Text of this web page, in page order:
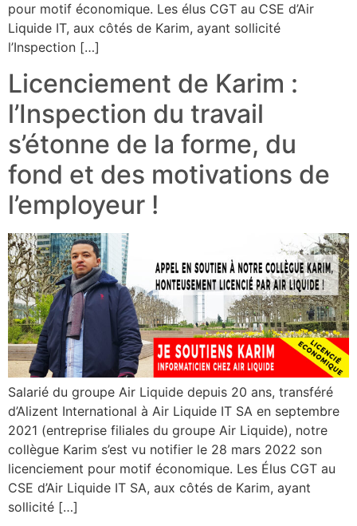
pour motif économique. Les élus CGT au CSE d’Air
Liquide IT, aux côtés de Karim, ayant sollicité
l’Inspection […]
Licenciement de Karim :
l’Inspection du travail
s’étonne de la forme, du
fond et des motivations de
l’employeur !
Salarié du groupe Air Liquide depuis 20 ans, transféré
d’Alizent International à Air Liquide IT SA en septembre
2021 (entreprise filiales du groupe Air Liquide), notre
collègue Karim s’est vu notifier le 28 mars 2022 son
licenciement pour motif économique. Les Élus CGT au
CSE d’Air Liquide IT SA, aux côtés de Karim, ayant
sollicité […]